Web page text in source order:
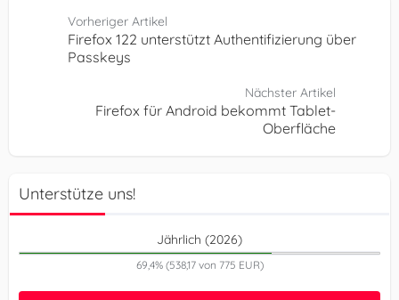
Vorheriger Artikel
Firefox 122 unterstützt Authentifizierung über
Passkeys
Nächster Artikel
Firefox für Android bekommt Tablet-
Oberfläche
Unterstütze uns!
Jährlich (2026)
69,4% (538,17 von 775 EUR)